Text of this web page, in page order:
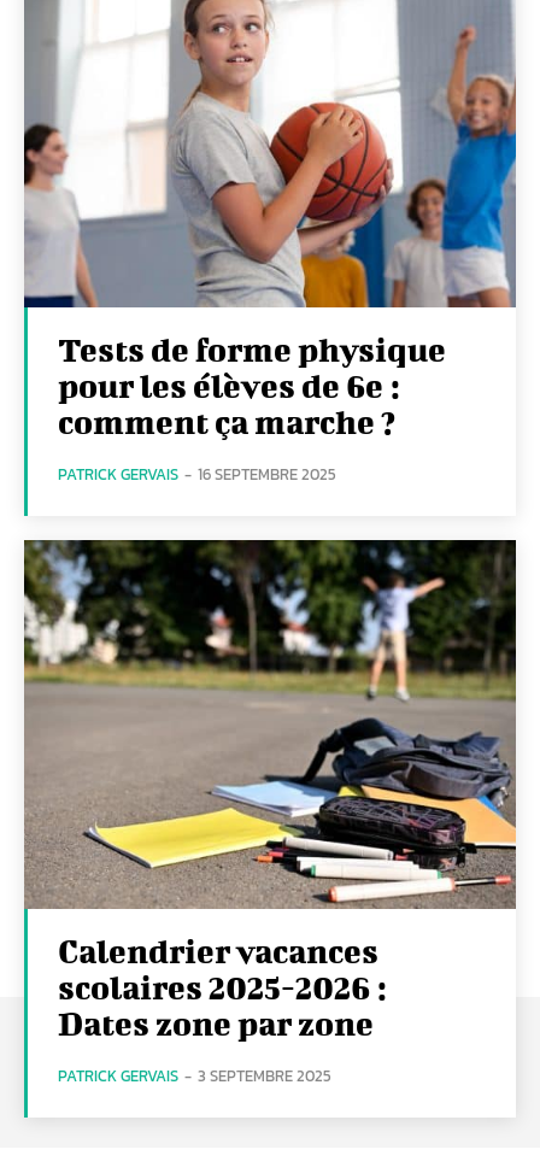
Tests de forme physique
pour les élèves de 6e :
comment ça marche ?
PATRICK GERVAIS - 16 SEPTEMBRE 2025
Calendrier vacances
scolaires 2025-2026 :
Dates zone par zone
PATRICK GERVAIS - 3 SEPTEMBRE 2025